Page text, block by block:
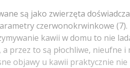
są jako zwierzęta
czerwonokrwinkowe (7).
kawii w domu to nie
przez to są płochliwe, nieufne
objawy u kawii praktycznie